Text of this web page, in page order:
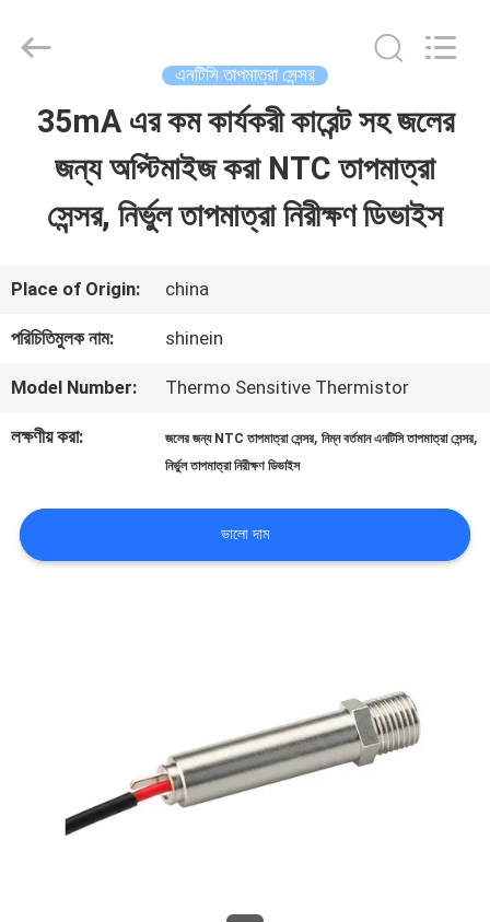
বাড়ি
আমাদের
সম্পর্কে
ভ্রমণ
মান
Electornics
এনটিসি তাপমাত্রা সেন্সর
35mA এর কম কার্যকরী কারেন্ট সহ জলের
জন্য অপ্টিমাইজ করা NTC তাপমাত্রা
সেন্সর, নির্ভুল তাপমাত্রা নিরীক্ষণ ডিভাইস
Place of Origin: china
পরিচিতিমুলক নাম: shinein
Model Number: Thermo Sensitive Thermistor
লক্ষণীয় করা: জলের জন্য NTC তাপমাত্রা সেন্সর,নিম্ন বর্তমান এনটিসি তাপমাত্রা সেন্সর,
নির্ভুল তাপমাত্রা নিরীক্ষণ ডিভাইস
ভালো দাম